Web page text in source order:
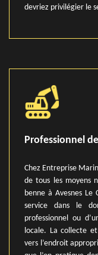
devriez privilégier le
Professionnel
Chez Entreprise
de tous les moyens
benne à Avesnes Le
service dans le
professionnel ou
locale. La collecte
vers l’endroit